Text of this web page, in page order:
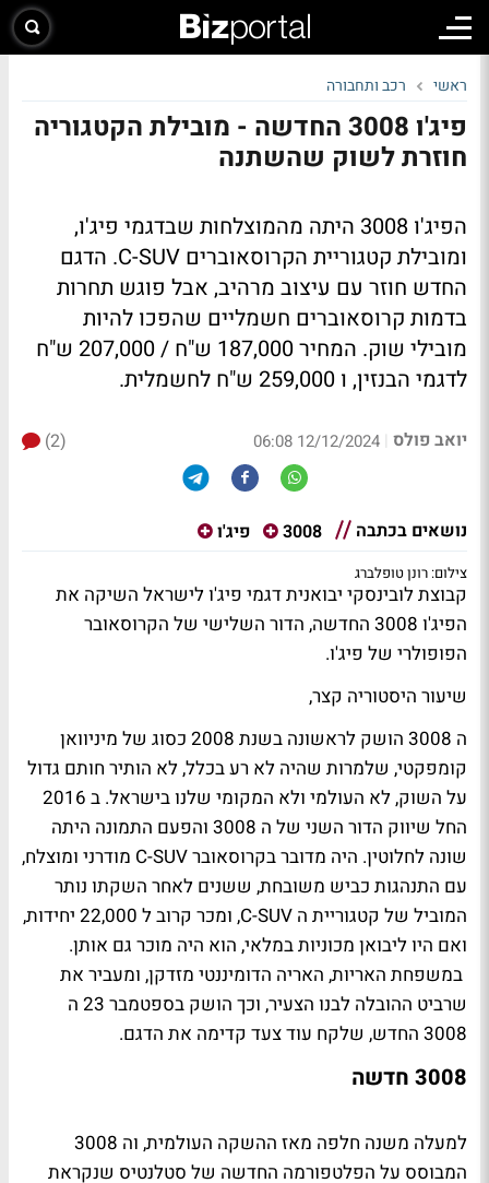
ראשי רכב ותחבורה
פיג'ו 3008 החדשה - מובילת הקטגוריה
חוזרת לשוק שהשתנה
הפיג'ו 3008 היתה מהמוצלחות שבדגמי פיג'ו,
ומובילת קטגוריית הקרוסאוברים C-SUV. הדגם
החדש חוזר עם עיצוב מרהיב, אבל פוגש תחרות
בדמות קרוסאוברים חשמליים שהפכו להיות
מובילי שוק. המחיר 187,000 ש"ח / 207,000 ש"ח
לדגמי הבנזין, ו 259,000 ש"ח לחשמלית.
יואב פולס |
12/12/2024 06:08
(2)
נושאים בכתבה 3008 פיג'ו
צילום: רונן טופלברג
קבוצת לובינסקי יבואנית דגמי פיג'ו לישראל השיקה את
הפיג'ו 3008 החדשה, הדור השלישי של הקרוסאובר
הפופולרי של פיג'ו.
שיעור היסטוריה קצר,
ה 3008 הושק לראשונה בשנת 2008 כסוג של מיניוואן
קומפקטי, שלמרות שהיה לא רע בכלל, לא הותיר חותם גדול
על השוק, לא העולמי ולא המקומי שלנו בישראל. ב 2016
החל שיווק הדור השני של ה 3008 והפעם התמונה היתה
שונה לחלוטין. היה מדובר בקרוסאוברC-SUV מודרני ומוצלח,
עם התנהגות כביש משובחת, ששנים לאחר השקתו נותר
המוביל של קטגוריית ה C-SUV
, ומכר קרוב ל 22,000 יחידות,
ואם היו ליבואן מכוניות במלאי, הוא היה מוכר גם אותן.
במשפחת האריות, האריה הדומיננטי מזדקן, ומעביר את
שרביט ההובלה לבנו הצעיר, וכך הושק בספטמבר 23 ה
3008 החדש, שלקח עוד צעד קדימה את הדגם.
3008 חדשה
למעלה משנה חלפה מאז ההשקה העולמית, וה 3008
המבוסס על הפלטפורמה החדשה של סטלנטיס שנקראת